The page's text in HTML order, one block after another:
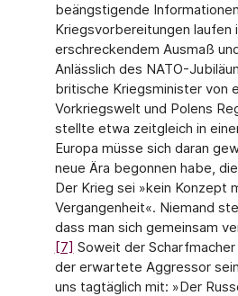
beängstigende
Kriegsvorbereitungen laufen
erschreckendem Ausmaß
Anlässlich des NATO-
britische Kriegsminister von
Vorkriegswelt und Polens
stellte etwa zeitgleich in
Europa müsse sich daran
neue Ära begonnen habe,
Der Krieg sei »kein Konzept
Vergangenheit«. Niemand
dass man sich gemeinsam
[7] Soweit der Scharfmacher
der erwartete Aggressor
uns tagtäglich mit: »Der